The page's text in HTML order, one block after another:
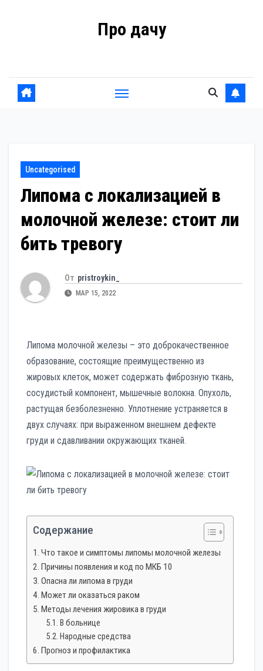
Про дачу
Uncategorised
Липома с локализацией в
молочной железе: стоит ли
бить тревогу
От pristroykin_
МАР 15, 2022
Липома молочной железы – это доброкачественное
образование, состоящие преимущественно из
жировых клеток, может содержать фиброзную ткань,
сосудистый компонент, мышечные волокна. Опухоль,
растущая безболезненно. Уплотнение устраняется в
двух случаях: при выраженном внешнем дефекте
груди и сдавливании окружающих тканей.
Содержание
Что такое и симптомы липомы молочной железы
Причины появления и код по МКБ 10
Опасна ли липома в груди
Может ли оказаться раком
Методы лечения жировика в груди
В больнице
Народные средства
Прогноз и профилактика